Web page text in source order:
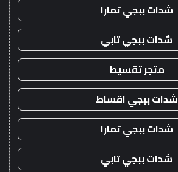
شدات ببجي تمارا
شدات ببجي تابي
متجر تقسيط
شدات ببجي اقساط
شدات ببجي تمارا
شدات ببجي تابي